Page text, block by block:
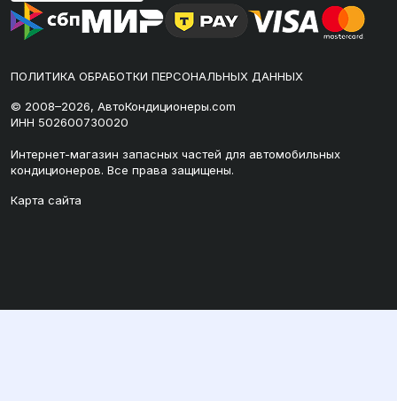
ПОЛИТИКА ОБРАБОТКИ ПЕРСОНАЛЬНЫХ ДАННЫХ
© 2008–2026, АвтоКондиционеры.com
ИНН 502600730020
Интернет-магазин запасных частей для автомобильных
кондиционеров. Все права защищены.
Карта сайта